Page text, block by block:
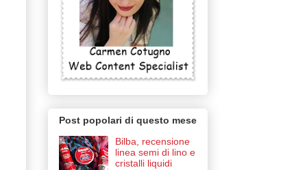
Post popolari di questo mese
Bilba, recensione
linea semi di lino e
cristalli liquidi